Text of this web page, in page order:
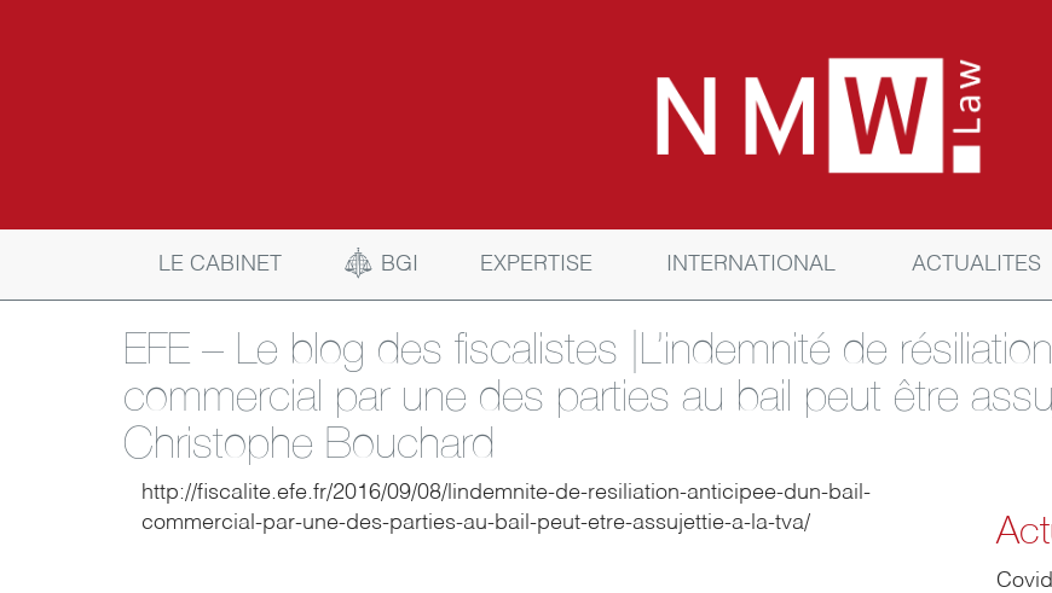
LE CABINET BGI EXPERTISE INTERNATIONAL ACTUALITES
EFE – Le blog des fiscalistes |L’indemnité de
commercial par une des parties au bail peut être
Christophe Bouchard
http://fiscalite.efe.fr/2016/09/08/lindemnite-de-resiliation-anticipee-dun-bail-
commercial-par-une-des-parties-au-bail-peut-etre-assujettie-a-la-tva/